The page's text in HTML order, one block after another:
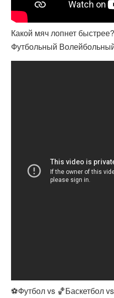
Какой мяч лопнет
Футбольный
⚽️Футбол vs 🏀Баскетбол